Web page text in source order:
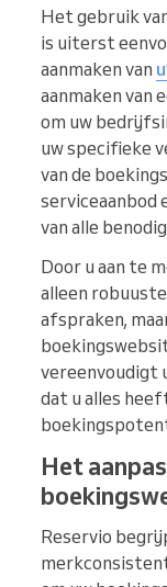
Het gebruik
is uiterst
aanmaken van
aanmaken van
om uw
uw specifieke
van de
serviceaanbod
van alle
Door u aan te
alleen
afspraken,
vereenvoudigt
dat u alles
Het
Reservio